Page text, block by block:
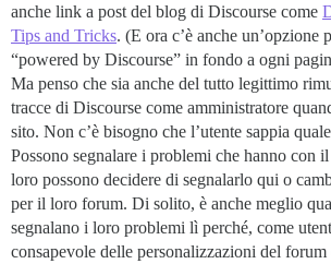
anche link a post del blog di Discourse come
Tips and Tricks. (E ora c’è anche un’opzione
“powered by Discourse” in fondo a ogni
Ma penso che sia anche del tutto legittimo
tracce di Discourse come amministratore
sito. Non c’è bisogno che l’utente sappia
Possono segnalare i problemi che hanno con
loro possono decidere di segnalarlo qui o
per il loro forum. Di solito, è anche meglio
segnalano i loro problemi lì perché, come
consapevole delle personalizzazioni del forum